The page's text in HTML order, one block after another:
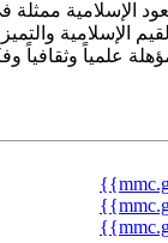
الإسلامية
علمياً